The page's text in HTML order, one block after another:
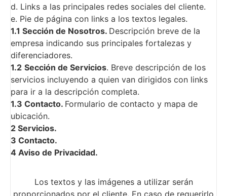
d. Links a las principales redes sociales del cliente.
e. Pie de página con links a los textos legales.
1.1 Sección de Nosotros. Descripción breve de la
empresa indicando sus principales fortalezas y
diferenciadores.
1.2 Sección de Servicios. Breve descripción de los
servicios incluyendo a quien van dirigidos con links
para ir a la descripción completa.
1.3 Contacto. Formulario de contacto y mapa de
ubicación.
2 Servicios.
3 Contacto.
4 Aviso de Privacidad.
Los textos y las imágenes a utilizar serán